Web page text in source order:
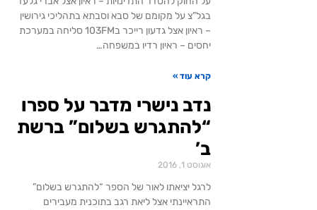
בגל”צ על מקומם של סבא וסבתא בתהליכי גירושין
– ראיון אצל גדעון רייכר ב103FM סליחה במערכת
יחסים – ראיון רדיו במשפחה…
קרא עוד »
נדב נישרי מדבר על ספרו
“להתגרש בשלום” ברשת
ב’
אוגוסט 1, 2016
לרגל יציאתו לאור של הספר “להתגרש בשלום”
התראיינתי אצל ליאת רגב בתוכנית מעבירים